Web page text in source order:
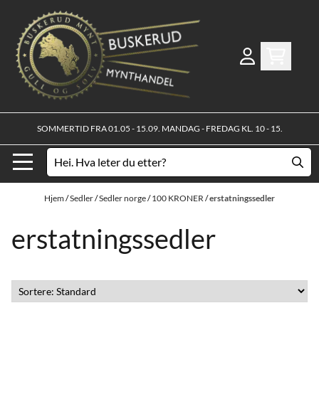
Hopp til innhold
SOMMERTID FRA 01.05 - 15.09. MANDAG - FREDAG KL. 10 - 15.
Hjem/Sedler/Sedler norge/100 KRONER/erstatningssedler
erstatningssedler